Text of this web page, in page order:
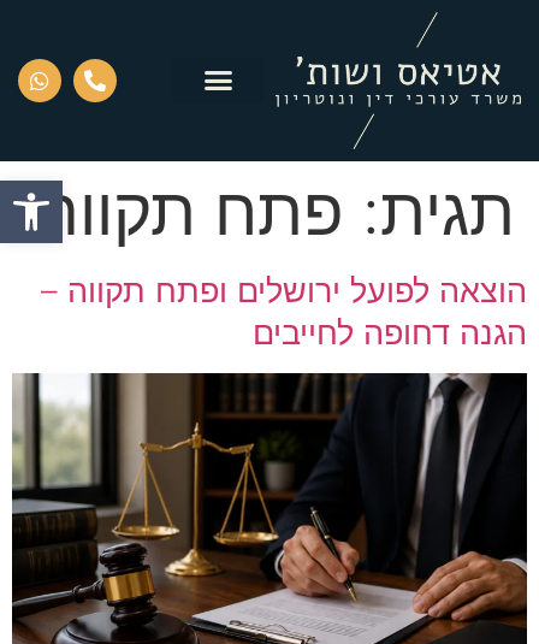
פתח תגית: פתח תקווה
הוצאה לפועל ירושלים ופתח תקווה –
הגנה דחופה לחייבים